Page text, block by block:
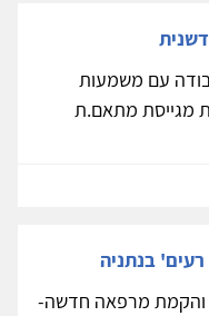
עם משמעות
מגייסת מתאם.ת
בנתניה
והקמת מרפאה חדשה-